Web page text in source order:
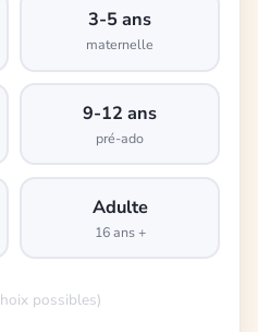
3-5 ans
maternelle
9-12 ans
pré-ado
Adulte
16 ans +
possibles)